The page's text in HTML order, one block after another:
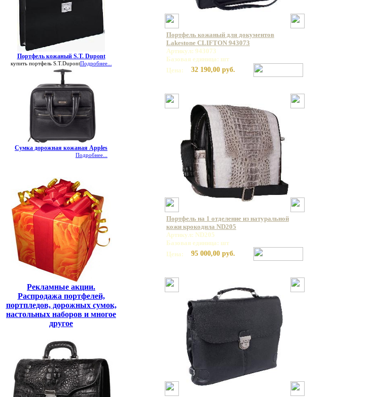
Портфель кожаный S.T. Dupont
купить портфель S.T.DupontПодробнее...
Сумка дорожная кожаная Apples
Подробнее...
Рекламные акции.
Распродажа портфелей,
портпледов, дорожных сумок,
настольных наборов и многое
другое
Портфель кожаный для документов
Lakestone CLIFTON 943073
Артикул: 943073
Базовая единица: шт
Цена:
32 190,00 руб.
Портфель на 1 отделение из натуральной
кожи крокодила ND205
Артикул: ND205
Базовая единица: шт
Цена:
95 000,00 руб.